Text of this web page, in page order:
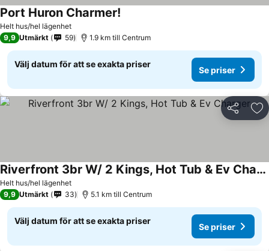
Helt hus/hel lägenhet
Port Huron Charmer!
9,9 Utmärkt 59 1.9 km till Centrum
Välj datum för att se exakta priser
Se priser
Dela
Helt hus/hel lägenhet
Riverfront 3br W/ 2 Kings, Hot Tub & Ev Charger
9,9 Utmärkt 33 5.1 km till Centrum
Välj datum för att se exakta priser
Se priser